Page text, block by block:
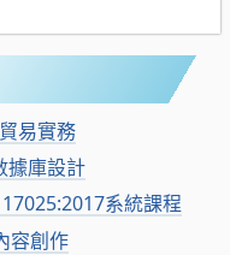
易實務
據庫設計
系統課程
容創作